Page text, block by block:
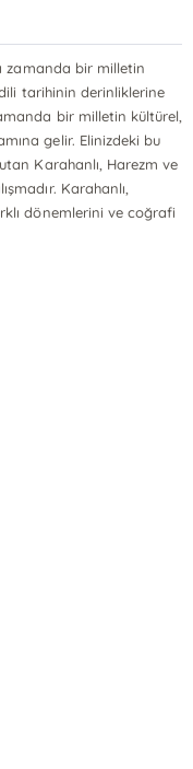
zamanda bir milletin
dili tarihinin derinliklerine
bir milletin kültürel,
gelir. Elinizdeki bu
Karahanlı, Harezm ve
Karahanlı,
dönemlerini ve coğrafi